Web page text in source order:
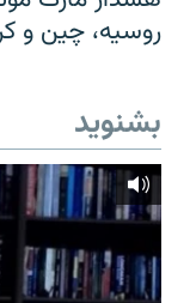
روسیه، چین و
بشنوید